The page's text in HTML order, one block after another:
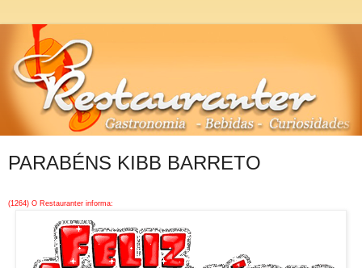
PARABÉNS KIBB BARRETO
(1264) O Restauranter informa: